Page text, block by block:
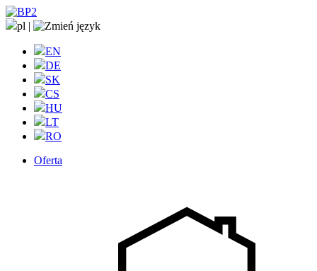
pl |
EN
DE
SK
CS
HU
LT
RO
Oferta